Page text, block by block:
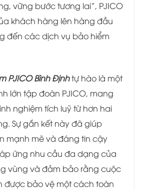
vững bước tương lai”, PJICO
khách hàng lên hàng đầu
đến các dịch vụ bảo hiểm
PJICO Bình Địnhtự hào là một
lớn tập đoàn PJICO, mang
nghiệm tích luỹ từ hơn hai
Sự gắn kết này đã giúp
mạnh mẽ và đáng tin cậy
ứng nhu cầu đa dạng của
vùng và đảm bảo rằng cuộc
được bảo vệ một cách toàn